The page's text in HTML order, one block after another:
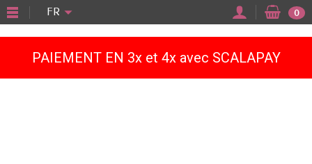
PAIEMENT EN 3x et 4x avec SCALAPAY
FR 0